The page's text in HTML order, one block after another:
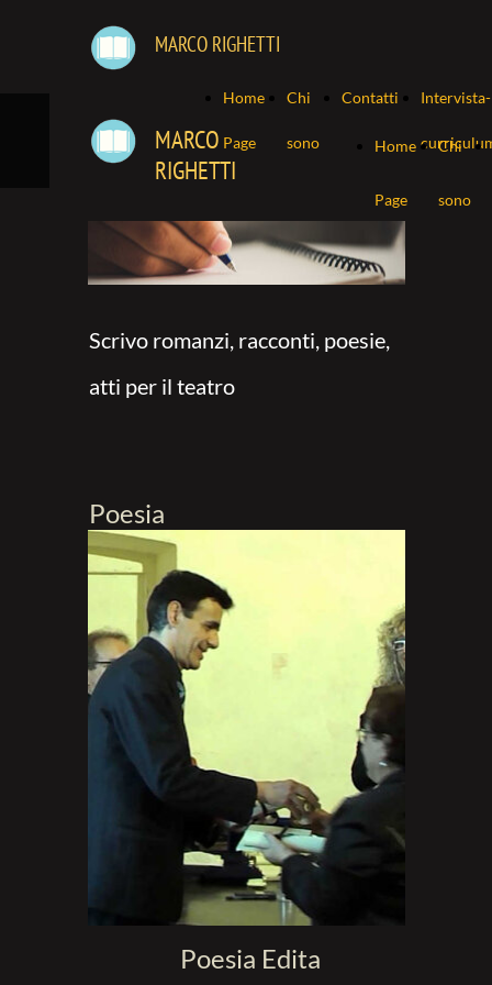
MARCO RIGHETTI
Home
Page
Chi
sono
Contatti Intervista-
MARCO
RIGHETTI
Home
Page
Chi
sono
Scrivo romanzi, racconti, poesie,
atti per il teatro
Poesia
Poesia Edita